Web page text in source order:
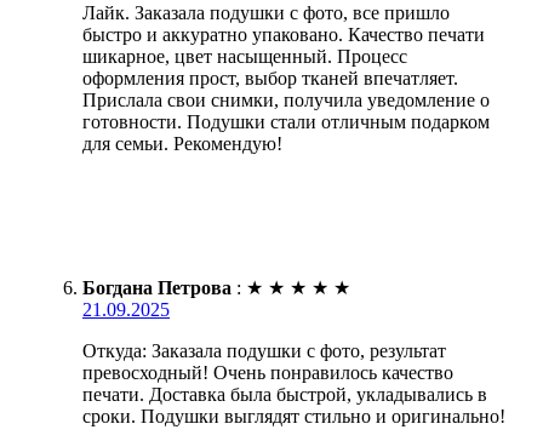
Лайк. Заказала подушки с фото, все пришло
быстро и аккуратно упаковано. Качество печати
шикарное, цвет насыщенный. Процесс
оформления прост, выбор тканей впечатляет.
Прислала свои снимки, получила уведомление о
готовности. Подушки стали отличным подарком
для семьи. Рекомендую!
Богдана Петрова : ★ ★ ★ ★ ★
21.09.2025
Откуда: Заказала подушки с фото, результат
превосходный! Очень понравилось качество
печати. Доставка была быстрой, укладывались в
сроки. Подушки выглядят стильно и оригинально!